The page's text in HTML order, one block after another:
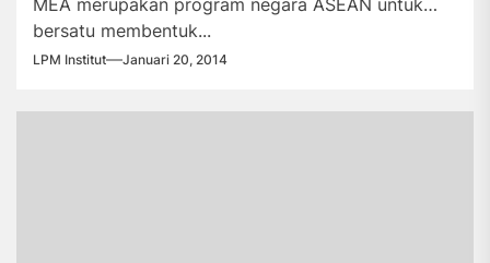
bersatu membentuk...
LPM Institut Januari 20, 2014